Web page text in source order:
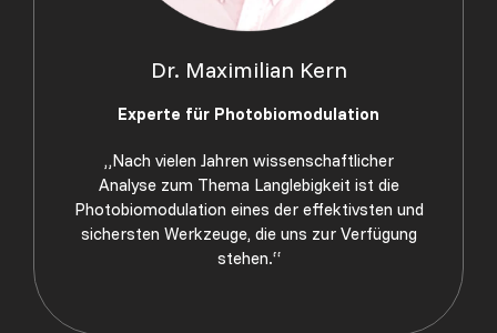
Dr. Maximilian Kern
Experte für Photobiomodulation
„Nach vielen Jahren wissenschaftlicher
Analyse zum Thema Langlebigkeit ist die
Photobiomodulation eines der effektivsten und
sichersten Werkzeuge, die uns zur Verfügung
stehen.“